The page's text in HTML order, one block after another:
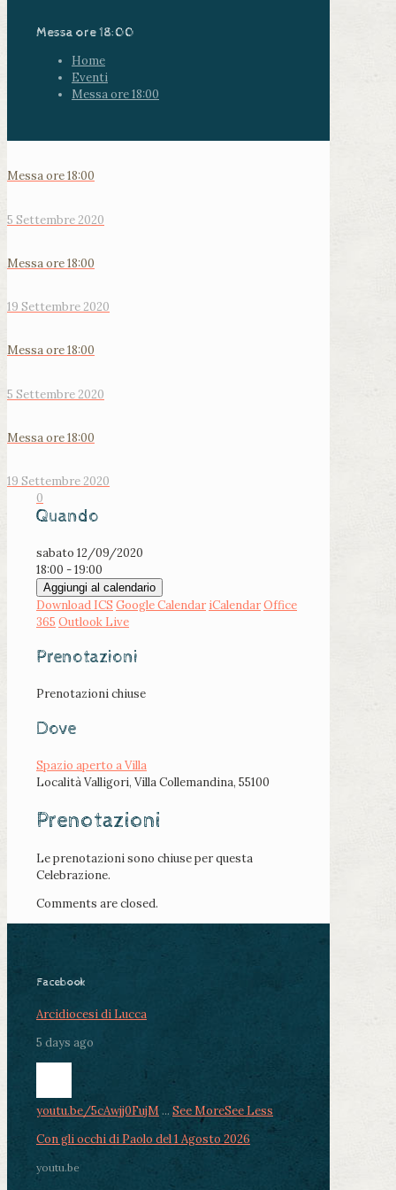
Messa ore 18:00
Home
Eventi
Messa ore 18:00
Messa ore 18:00
5 Settembre 2020
Messa ore 18:00
19 Settembre 2020
Messa ore 18:00
5 Settembre 2020
Messa ore 18:00
19 Settembre 2020
0
Quando
sabato 12/09/2020
18:00 - 19:00
Aggiungi al calendario
Download ICS Google Calendar iCalendarOffice
365 Outlook Live
Prenotazioni
Prenotazioni chiuse
Dove
Spazio aperto a Villa
Località Valligori, Villa Collemandina, 55100
Prenotazioni
Le prenotazioni sono chiuse per questa
Celebrazione.
Comments are closed.
Facebook
Arcidiocesi di Lucca
5 days ago
youtu.be/5cAwjj0FujM ... See MoreSee Less
Con gli occhi di Paolo del 1 Agosto 2026
youtu.be